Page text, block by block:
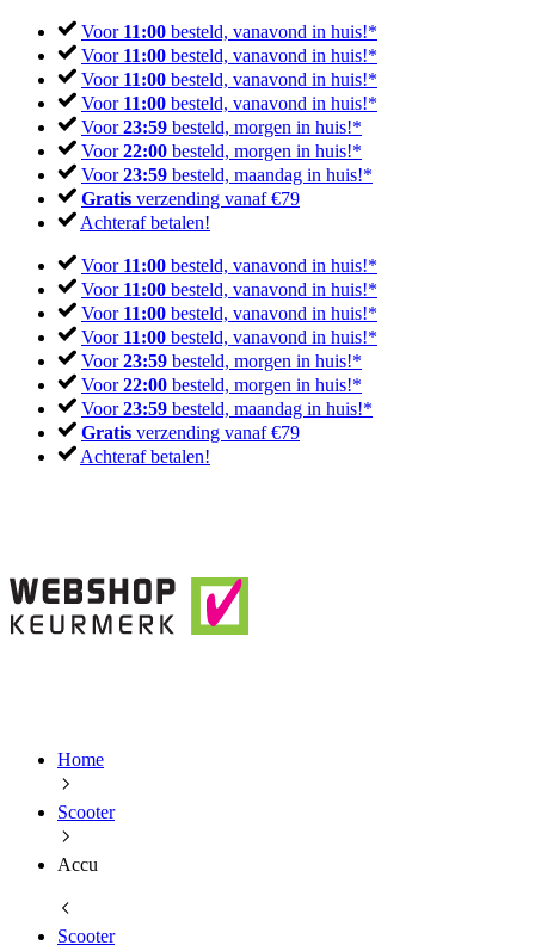
Voor 11:00 besteld, vanavond in huis!*
Voor 11:00 besteld, vanavond in huis!*
Voor 11:00 besteld, vanavond in huis!*
Voor 11:00 besteld, vanavond in huis!*
Voor23:59 besteld, morgen in huis!*
Voor22:00 besteld, morgen in huis!*
Voor23:59 besteld, maandag in huis!*
Gratis verzending vanaf €79
Achteraf betalen!
Voor 11:00 besteld, vanavond in huis!*
Voor 11:00 besteld, vanavond in huis!*
Voor 11:00 besteld, vanavond in huis!*
Voor 11:00 besteld, vanavond in huis!*
Voor23:59 besteld, morgen in huis!*
Voor22:00 besteld, morgen in huis!*
Voor23:59 besteld, maandag in huis!*
Gratis verzending vanaf €79
Achteraf betalen!
Home
Scooter
Accu
Scooter